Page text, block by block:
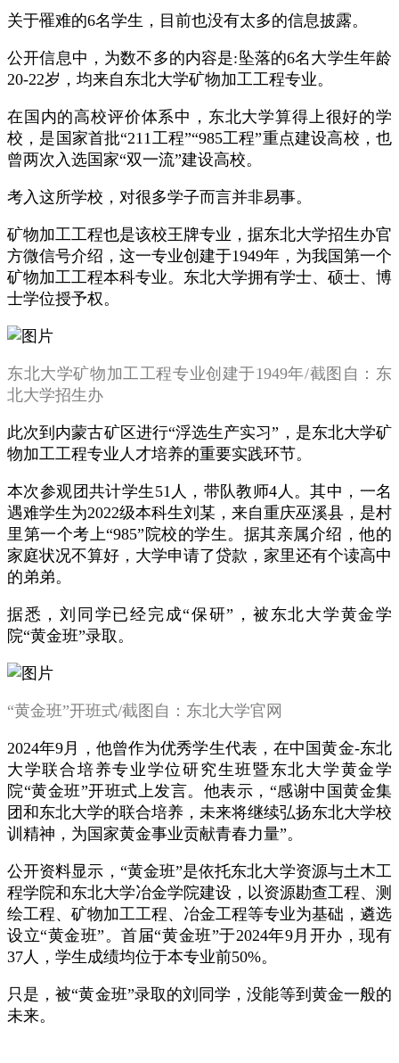
关于罹难的6名学生，目前也没有太多的信息披露。
公开信息中，为数不多的内容是:坠落的6名大学生年龄
20-22岁，均来自东北大学矿物加工工程专业。
在国内的高校评价体系中，东北大学算得上很好的学
校，是国家首批“211工程”“985工程”重点建设高校，也
曾两次入选国家“双一流”建设高校。
考入这所学校，对很多学子而言并非易事。
矿物加工工程也是该校王牌专业，据东北大学招生办官
方微信号介绍，这一专业创建于1949年，为我国第一个
矿物加工工程本科专业。东北大学拥有学士、硕士、博
士学位授予权。
东北大学矿物加工工程专业创建于1949年/截图自：东
北大学招生办
此次到内蒙古矿区进行“浮选生产实习”，是东北大学矿
物加工工程专业人才培养的重要实践环节。
本次参观团共计学生51人，带队教师4人。其中，一名
遇难学生为2022级本科生刘某，来自重庆巫溪县，是村
里第一个考上“985”院校的学生。据其亲属介绍，他的
家庭状况不算好，大学申请了贷款，家里还有个读高中
的弟弟。
据悉，刘同学已经完成“保研”，被东北大学黄金学
院“黄金班”录取。
“黄金班”开班式/截图自：东北大学官网
2024年9月，他曾作为优秀学生代表，在中国黄金-东北
大学联合培养专业学位研究生班暨东北大学黄金学
院“黄金班”开班式上发言。他表示，“感谢中国黄金集
团和东北大学的联合培养，未来将继续弘扬东北大学校
训精神，为国家黄金事业贡献青春力量”。
公开资料显示，“黄金班”是依托东北大学资源与土木工
程学院和东北大学冶金学院建设，以资源勘查工程、测
绘工程、矿物加工工程、冶金工程等专业为基础，遴选
设立“黄金班”。首届“黄金班”于2024年9月开办，现有
37人，学生成绩均位于本专业前50%。
只是，被“黄金班”录取的刘同学，没能等到黄金一般的
未来。